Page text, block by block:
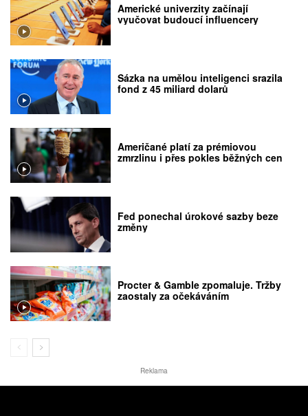
Americké univerzity začínají
vyučovat budoucí influencery
Sázka na umělou inteligenci srazila
fond z 45 miliard dolarů
Američané platí za prémiovou
zmrzlinu i přes pokles běžných cen
Fed ponechal úrokové sazby beze
změny
Procter & Gamble zpomaluje. Tržby
zaostaly za očekáváním
Reklama